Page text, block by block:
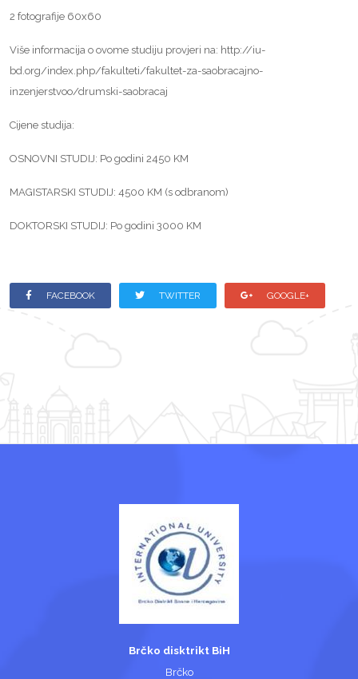
2 fotografije 60x60
Više informacija o ovome studiju provjeri na: http://iu-
bd.org/index.php/fakulteti/fakultet-za-saobracajno-
inzenjerstvoo/drumski-saobracaj
Cijene studija:
OSNOVNI STUDIJ: Po godini 2450 KM
MAGISTARSKI STUDIJ: 4500 KM (s odbranom)
DOKTORSKI STUDIJ: Po godini 3000 KM
FACEBOOK TWITTER GOOGLE+
Brčko disktrikt BiH
Brčko